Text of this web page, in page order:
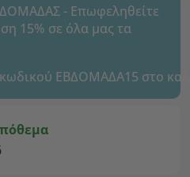
- Επωφεληθείτε
15% σε όλα μας τα
ΕΒΔΟΜΑΔΑ15 στο